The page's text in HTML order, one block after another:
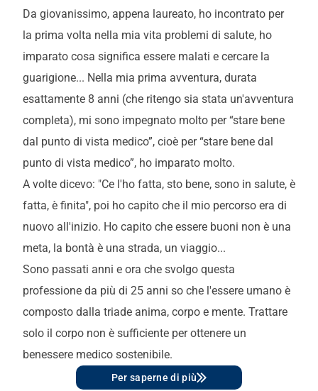
Da giovanissimo, appena laureato, ho incontrato per
la prima volta nella mia vita problemi di salute, ho
imparato cosa significa essere malati e cercare la
guarigione... Nella mia prima avventura, durata
esattamente 8 anni (che ritengo sia stata un'avventura
completa), mi sono impegnato molto per “stare bene
dal punto di vista medico”, cioè per “stare bene dal
punto di vista medico”, ho imparato molto.
A volte dicevo: "Ce l'ho fatta, sto bene, sono in salute, è
fatta, è finita", poi ho capito che il mio percorso era di
nuovo all'inizio. Ho capito che essere buoni non è una
meta, la bontà è una strada, un viaggio...
Sono passati anni e ora che svolgo questa
professione da più di 25 anni so che l'essere umano è
composto dalla triade anima, corpo e mente. Trattare
solo il corpo non è sufficiente per ottenere un
benessere medico sostenibile.
Per saperne di più